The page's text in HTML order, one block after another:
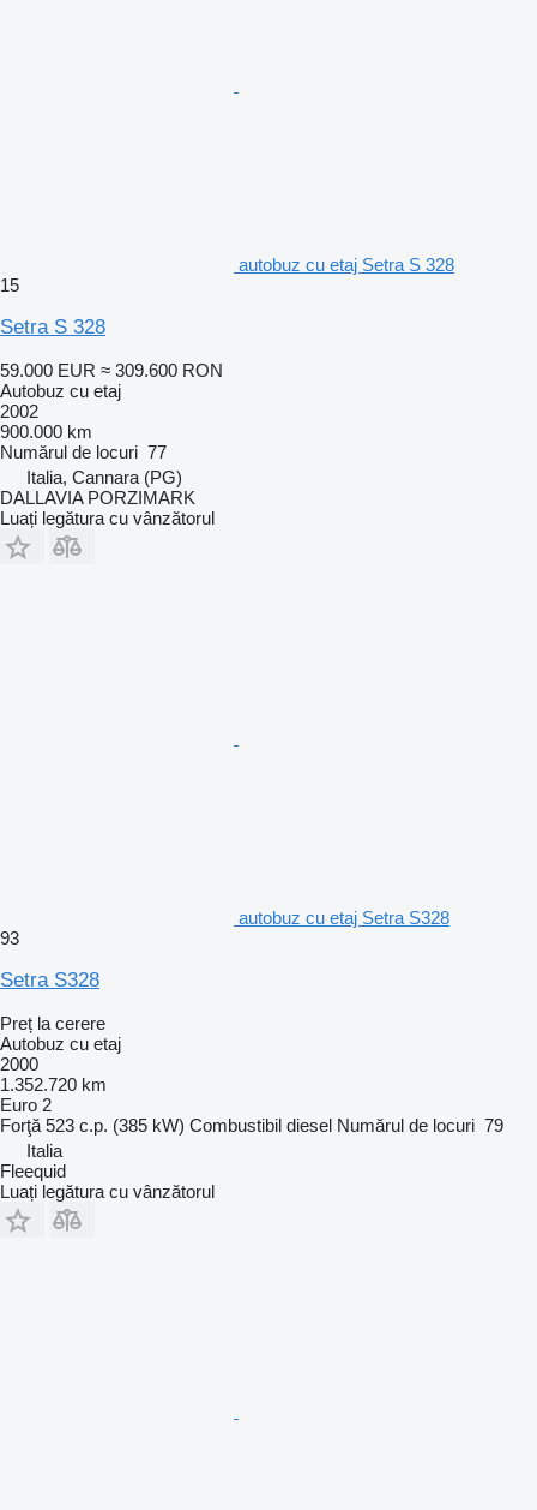
autobuz cu etaj Setra S 328
15
Setra S 328
59.000 EUR ≈ 309.600 RON
Autobuz cu etaj
2002
900.000 km
Numărul de locuri 77
Italia, Cannara (PG)
DALLAVIA PORZIMARK
Luați legătura cu vânzătorul
autobuz cu etaj Setra S328
93
Setra S328
Preț la cerere
Autobuz cu etaj
2000
1.352.720 km
Euro 2
Forţă 523 c.p. (385 kW) Combustibil diesel Numărul de locuri 79
Italia
Fleequid
Luați legătura cu vânzătorul